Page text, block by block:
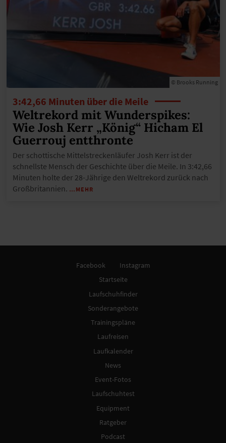
© Brooks Running
3:42,66 Minuten über die Meile
Weltrekord mit Wunderspikes:
Wie Josh Kerr „König“ Hicham El
Guerrouj entthronte
Der schottische Mittelstreckenläufer Josh Kerr ist der
schnellste Mensch der Geschichte über die Meile. In 3:42,66
Minuten holte der 28-Jährige den Weltrekord zurück nach
Großbritannien. …MEHR
Facebook
Instagram
Startseite
Laufschuhfinder
Sonderangebote
Trainingspläne
Laufreisen
Laufkalender
News
Event-Fotos
Laufschuhtest
Equipment
Ratgeber
Podcast